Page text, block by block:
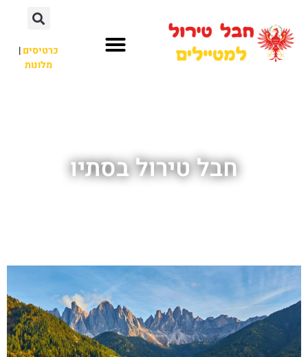
כרטיסים|
מלונות
חבל טירול בסתיו